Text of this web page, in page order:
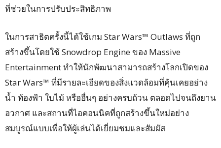
ที่ช่วยในการปรับประสิทธิภาพ
ในการสาธิตครั้งนี้ได้ใช้เกม Star Wars™ Outlaws ที่ถูก
สร้างขึ้นโดยใช้ Snowdrop Engine ของ Massive
Entertainment ทำให้นักพัฒนาสามารถสร้างโลกเปิดของ
Star Wars™ ที่มีรายละเอียดของสิ่งแวดล้อมที่คุ้นเคยอย่าง
น้ำ ท้องฟ้า ใบไม้ หรืออื่นๆ อย่างครบถ้วน ตลอดไปจนถึงยาน
อวกาศ และสถานที่ไอคอนนิคที่ถูกสร้างขึ้นใหม่อย่าง
สมบูรณ์แบบเพื่อให้ผู้เล่นได้เยี่ยมชมและสัมผัส